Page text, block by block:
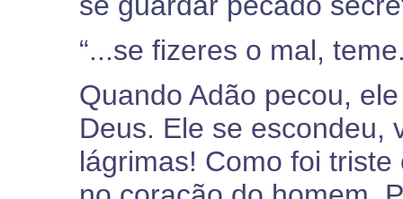
“...se fizeres o mal,
Quando Adão pecou,
Deus. Ele se escondeu,
lágrimas! Como foi